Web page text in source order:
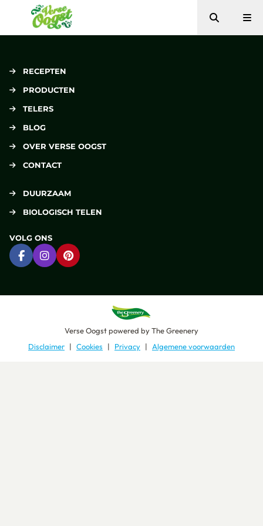
Verse Oogst
Zoeken
RECEPTEN
PRODUCTEN
TELERS
BLOG
OVER VERSE OOGST
CONTACT
DUURZAAM
BIOLOGISCH TELEN
VOLG ONS
Ga naar Facebook
Ga naar Instagram
Ga naar Pinterest
Verse Oogstpowered byThe Greenery
Disclaimer
Cookies Privacy Algemene voorwaarden